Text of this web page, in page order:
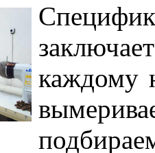
каждому